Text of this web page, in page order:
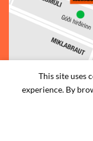
© 2026
This site uses
experience. By